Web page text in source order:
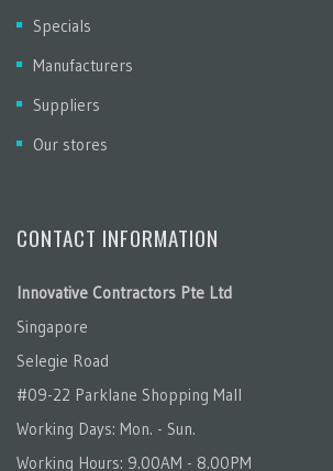
Specials
Manufacturers
Suppliers
Our stores
CONTACT INFORMATION
Innovative Contractors Pte Ltd
Singapore
Selegie Road
#09-22 Parklane Shopping Mall
Working Days: Mon. - Sun.
Working Hours: 9.00AM - 8.00PM